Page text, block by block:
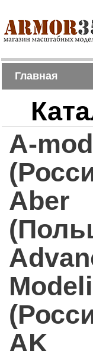
Главная
A-
Aber
AK